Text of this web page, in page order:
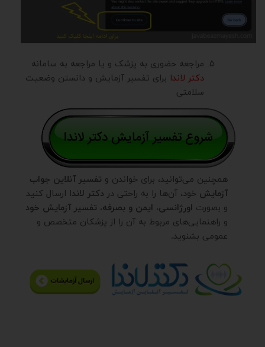
مراجعه حضوری به پزشک و یا مراجعه به سامانه
دکتر لاندا برای تفسیر آزمایش و دانستن وضعیت
سلامتی
همچنین می‌توانید، برای خواندن و تفسیر آنلاین جواب
آزمایش خود، آن‌ها را به راحتی در دکتر لاندا ارسال کنید
و بصورت اورژانسی، ایمن و بصرفه، تفسیر آزمایش خود
و راهنمایی‌های مربوط به آن را از پزشکان متخصص و
عمومی بشنوید.